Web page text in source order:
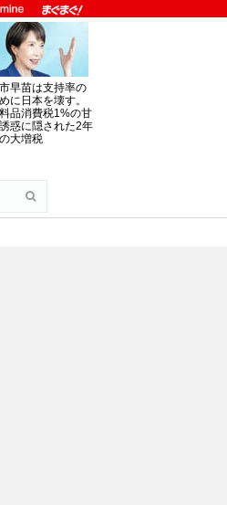
早苗は支持率の
に日本を壊す。
品消費税1%の甘
惑に隠された2年
大増税